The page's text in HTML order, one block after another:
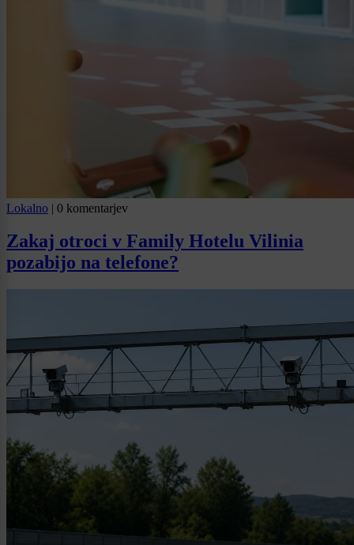
Lokalno | 0 komentarjev
Zakaj otroci v Family Hotelu Vilinia
pozabijo na telefone?